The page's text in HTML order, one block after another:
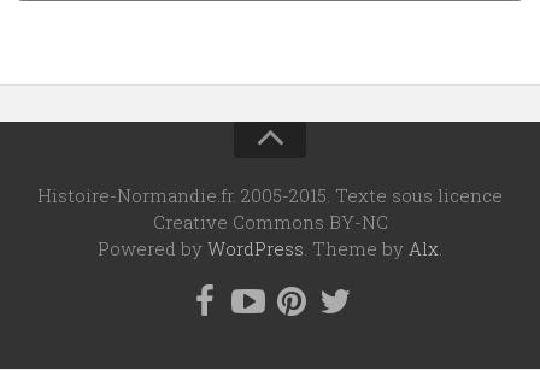
Histoire-Normandie.fr. 2005-2015. Texte sous licence
Creative Commons BY-NC
Powered by WordPress . Theme by Alx